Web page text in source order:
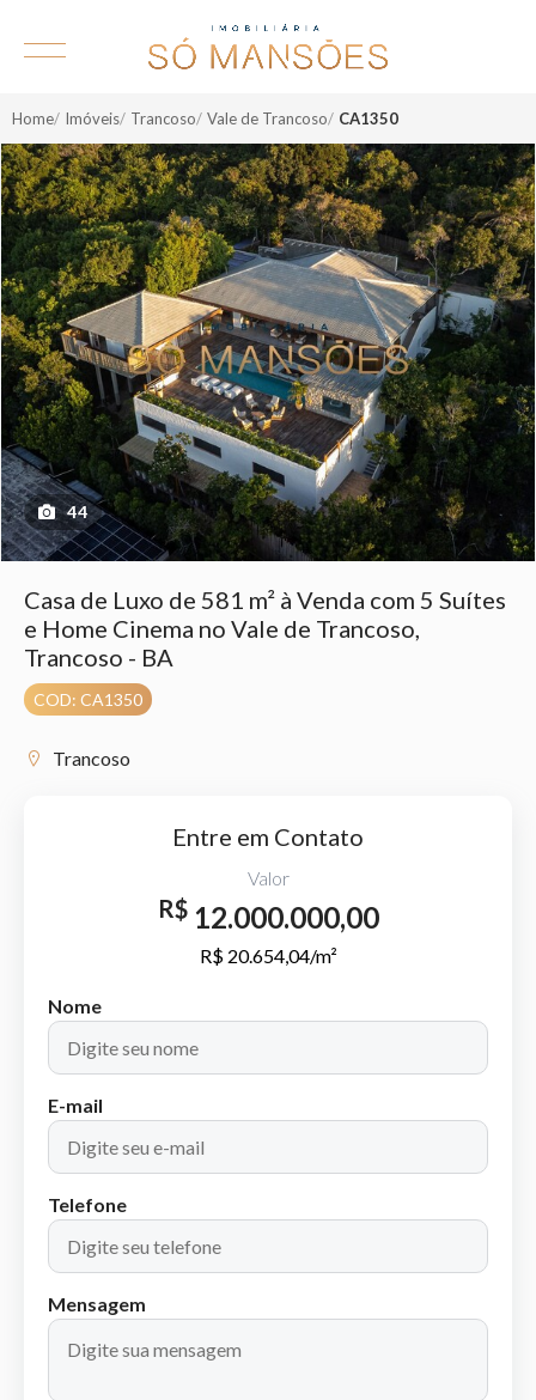
Home Imóveis Trancoso Vale de Trancoso CA1350
44
Casa de Luxo de 581 m² à Venda com 5 Suítes
e Home Cinema no Vale de Trancoso,
Trancoso - BA
COD: CA1350
Trancoso
Entre em Contato
Valor
R$12.000.000,00
R$ 20.654,04/m²
Nome
E-mail
Telefone
Mensagem